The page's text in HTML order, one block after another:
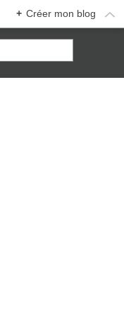
+ Créer mon blog